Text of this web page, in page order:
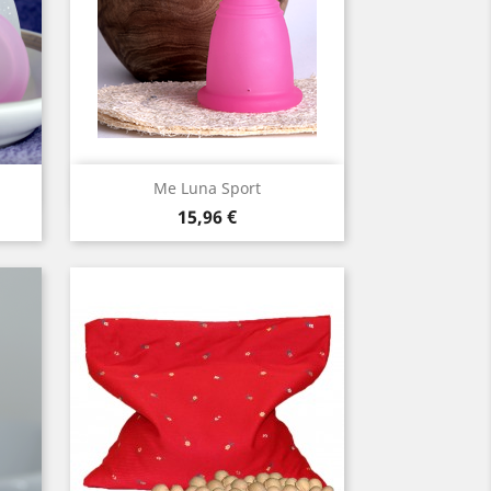
Me Luna Sport
Pris
15,96 €
Snabbvy
violettefuschia